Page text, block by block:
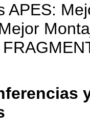
APES: